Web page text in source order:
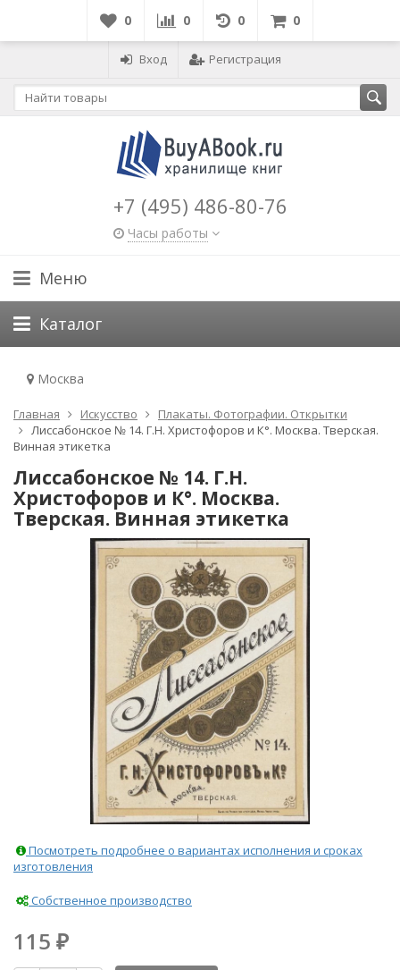
0 0 0 0
Вход Регистрация
+7 (495) 486-80-76
Часы работы
Меню
Каталог
Москва
Главная Искусство
Плакаты. Фотографии. Открытки
Лиссабонское № 14. Г.Н. Христофоров и К°. Москва. Тверская.
Винная этикетка
Лиссабонское № 14. Г.Н.
Христофоров и К°. Москва.
Тверская. Винная этикетка
Посмотреть подробнее о вариантах исполнения и сроках
изготовления
Собственное производство
115 ₽